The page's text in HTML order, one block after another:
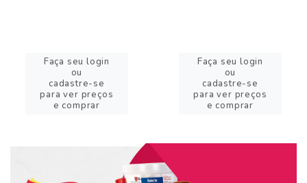
Faça seu login
ou
cadastre-se
para ver preços
e comprar
Faça seu login
ou
cadastre-se
para ver preços
e comprar